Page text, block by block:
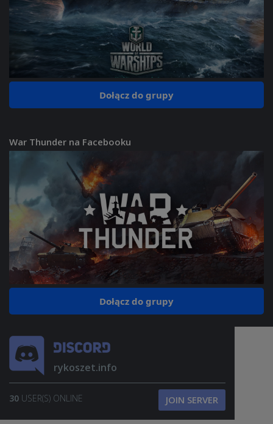
Dołącz do grupy
War Thunder na Facebooku
Dołącz do grupy
rykoszet.info
30 USER(S) ONLINE JOIN SERVER